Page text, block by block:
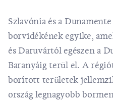
Szlavónia és a
borvidékének egyike,
és Daruvártól egészen a
Baranyáig terül el. A
borított területek
ország legnagyobb